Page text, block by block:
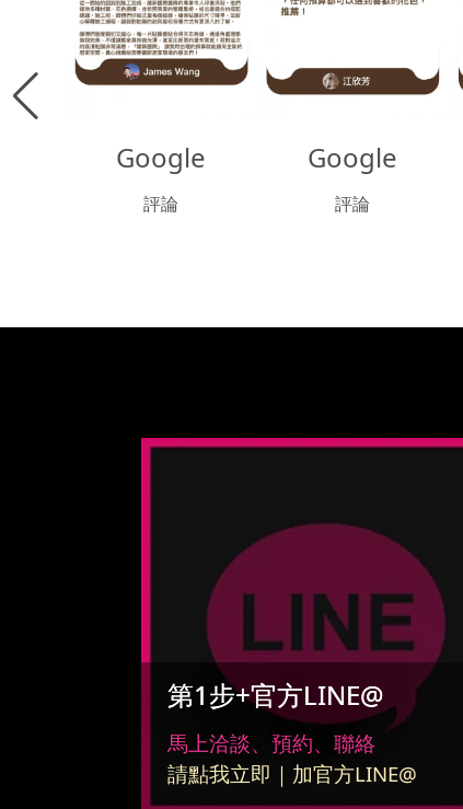
Google
評論
Google
評論
第1步+官方LINE@
馬上洽談、預約、聯絡
請點我立即｜加官方LINE@